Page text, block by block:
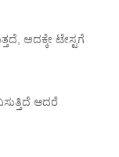
ಅದಕ್ಕೇ ಟೇಸ್ಟಗೆ
ಆದರೆ